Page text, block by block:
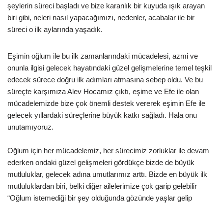
şeylerin süreci başladı ve bize karanlık bir kuyuda ışık arayan
biri gibi, neleri nasıl yapacağımızı, nedenler, acabalar ile bir
süreci o ilk aylarında yaşadık.
Eşimin oğlum ile bu ilk zamanlarındaki mücadelesi, azmi ve
onunla ilgisi gelecek hayatındaki güzel gelişmelerine temel teşkil
edecek sürece doğru ilk adımları atmasına sebep oldu. Ve bu
süreçte karşımıza Alev Hocamız çıktı, eşime ve Efe ile olan
mücadelemizde bize çok önemli destek vererek eşimin Efe ile
gelecek yıllardaki süreçlerine büyük katkı sağladı. Hala onu
unutamıyoruz.
Oğlum için her mücadelemiz, her sürecimiz zorluklar ile devam
ederken ondaki güzel gelişmeleri gördükçe bizde de büyük
mutluluklar, gelecek adına umutlarımız arttı. Bizde en büyük ilk
mutluluklardan biri, belki diğer ailelerimize çok garip gelebilir
“Oğlum istemediği bir şey olduğunda gözünde yaşlar gelip